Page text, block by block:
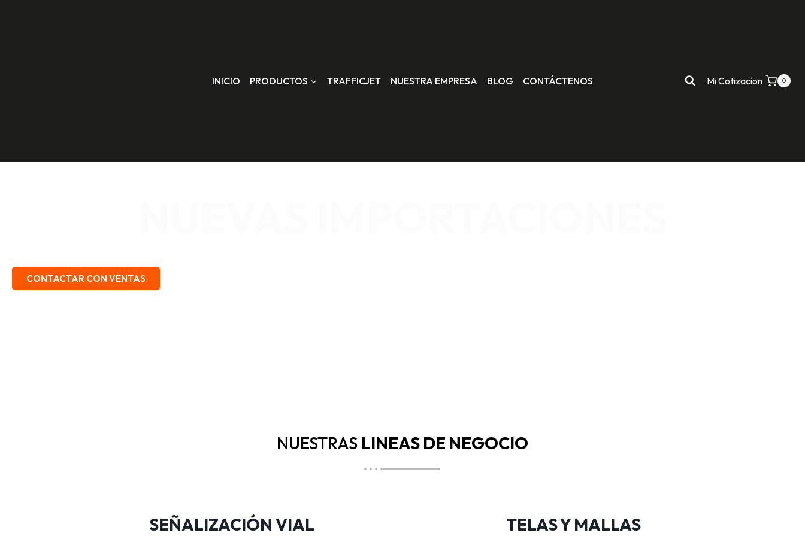
INICIO PRODUCTOS TRAFFICJET NUESTRA EMPRESA BLOG CONTÁCTENOS Mi Cotizacion 0
CONTACTAR CON VENTAS
NUESTRAS LINEAS DE NEGOCIO
SEÑALIZACIÓN VIAL TELAS Y MALLAS